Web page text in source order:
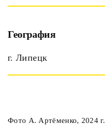
География
г. Липецк
Фото А. Артёменко, 2024 г.